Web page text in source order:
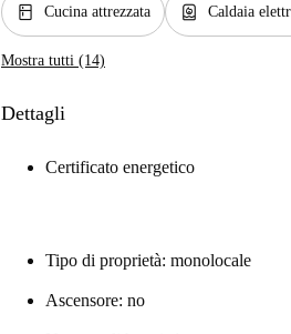
kitchen Cucina attrezzata water_heater Caldaia
Mostra tutti (14)
Dettagli
Certificato energetico
Tipo di proprietà: monolocale
Ascensore: no